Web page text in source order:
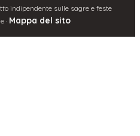
indipendente sulle sagre e feste
· Mappa del sito